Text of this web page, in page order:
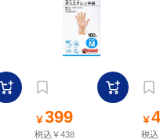
￥399
税込￥438
￥
税込